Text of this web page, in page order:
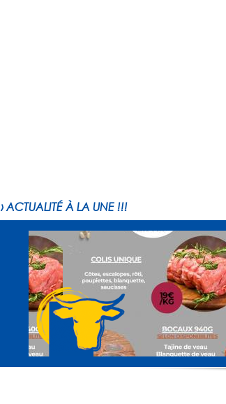
› ACTUALITÉ À LA UNE !!!